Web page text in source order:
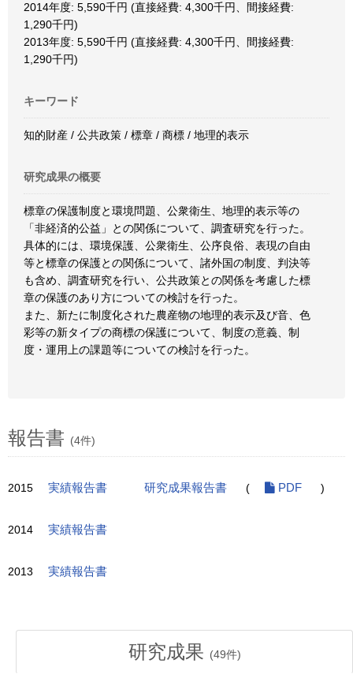
2014年度: 5,590千円 (直接経費: 4,300千円、間接経費:
1,290千円)
2013年度: 5,590千円 (直接経費: 4,300千円、間接経費:
1,290千円)
キーワード
知的財産 / 公共政策 / 標章 / 商標 / 地理的表示
研究成果の概要
標章の保護制度と環境問題、公衆衛生、地理的表示等の
「非経済的公益」との関係について、調査研究を行った。
具体的には、環境保護、公衆衛生、公序良俗、表現の自由
等と標章の保護との関係について、諸外国の制度、判決等
も含め、調査研究を行い、公共政策との関係を考慮した標
章の保護のあり方についての検討を行った。
また、新たに制度化された農産物の地理的表示及び音、色
彩等の新タイプの商標の保護について、制度の意義、制
度・運用上の課題等についての検討を行った。
報告書 (4件)
2015 実績報告書 研究成果報告書 ( PDF )
2014 実績報告書
2013 実績報告書
研究成果 (49件)